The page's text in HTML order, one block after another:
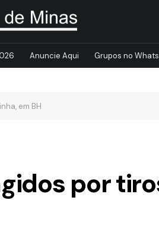
Anuncie Aqui Grupos no
em BH
por